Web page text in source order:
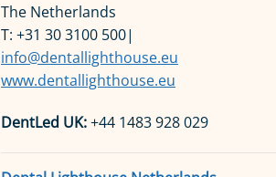
The Netherlands
T: +31 30 3100 500|
info@dentallighthouse.eu
www.dentallighthouse.eu
DentLed UK:+44 1483 928 029